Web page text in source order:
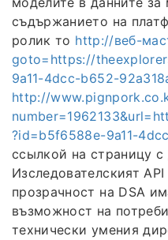
съдържанието на
ролик то http://веб-
goto=https://
9a11-4dcc-b652-
http://
?id=b5f6588e-9a11-
ссылкой на страницу с
Изследователският
прозрачност на DSA
възможност на
технически умения